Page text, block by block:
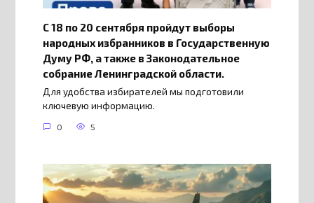
С 18 по 20 сентября пройдут выборы
народных избранников в Государственную
Думу РФ, а также в Законодательное
собрание Ленинградской области.
Для удобства избирателей мы подготовили
ключевую информацию.
0 5